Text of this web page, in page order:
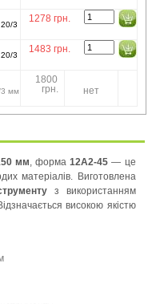
3
1278 грн.
3
1483 грн.
3 мм
1800
грн.
нет
мм , форма12А2-45 — це
матеріалів. Виготовлена
з використанням
Відзначається високою якістю